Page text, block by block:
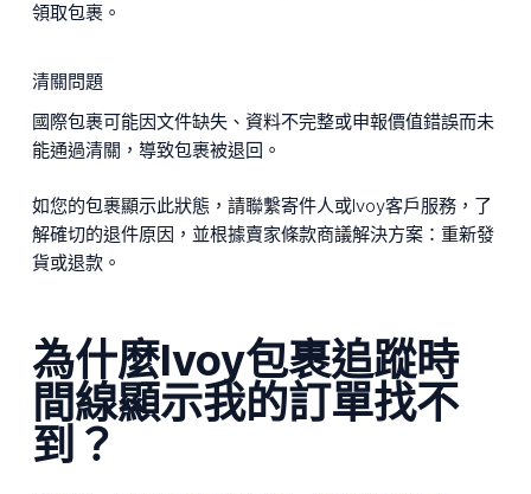
領取包裹。
清關問題
國際包裹可能因文件缺失、資料不完整或申報價值錯誤而未
能通過清關，導致包裹被退回。
如您的包裹顯示此狀態，請聯繫寄件人或Ivoy客戶服務，了
解確切的退件原因，並根據賣家條款商議解決方案：重新發
貨或退款。
為什麼Ivoy包裹追蹤時
間線顯示我的訂單找不
到？